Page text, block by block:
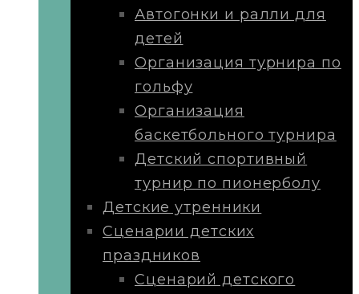
Автогонки и ралли для
детей
Организация турнира по
гольфу
Организация
баскетбольного турнира
Детский спортивный
турнир по пионерболу
Детские утренники
Сценарии детских
праздников
Сценарий детского